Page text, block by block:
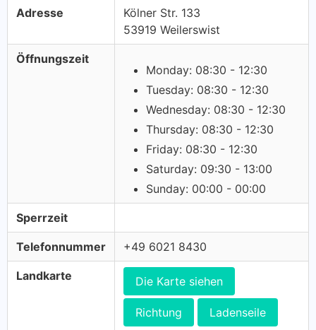
Adresse
Kölner Str. 133
53919 Weilerswist
Öffnungszeit
Monday: 08:30 - 12:30
Tuesday: 08:30 - 12:30
Wednesday: 08:30 - 12:30
Thursday: 08:30 - 12:30
Friday: 08:30 - 12:30
Saturday: 09:30 - 13:00
Sunday: 00:00 - 00:00
Sperrzeit
Telefonnummer +49 6021 8430
Landkarte Die Karte siehen
Richtung Ladenseile